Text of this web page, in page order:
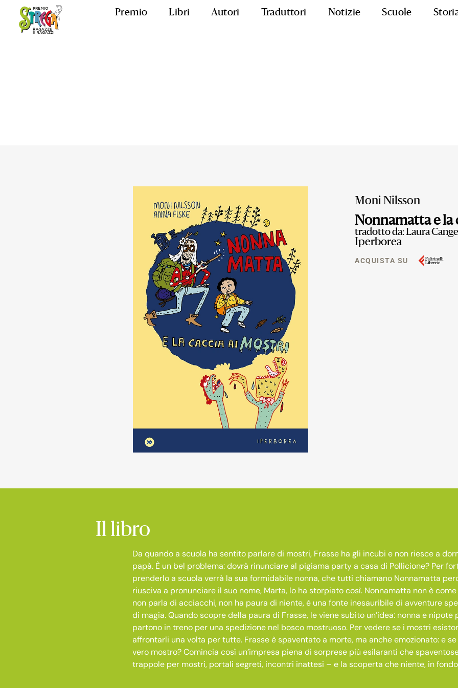
Premio Libri Autori Traduttori Notizie Scuole
Moni Nilsson
Nonnamatta e la
tradotto da: Laura
Iperborea
ACQUISTA SU
Il libro
Da quando a scuola ha sentito parlare di mostri, Frasse ha gli incubi e non riesce a
papà. È un bel problema: dovrà rinunciare al pigiama party a casa di Pollicione? Per
prenderlo a scuola verrà la sua formidabile nonna, che tutti chiamano Nonnamatta
riusciva a pronunciare il suo nome, Marta, lo ha storpiato così. Nonnamatta non è
non parla di acciacchi, non ha paura di niente, è una fonte inesauribile di avventure
di magia. Quando scopre della paura di Frasse, le viene subito un’idea: nonna e nipote
partono in treno per una spedizione nel bosco mostruoso. Per vedere se i mostri
affrontarli una volta per tutte. Frasse è spaventato a morte, ma anche emozionato: e
vero mostro? Comincia così un’impresa piena di sorprese più esilaranti che
trappole per mostri, portali segreti, incontri inattesi – e la scoperta che niente, in